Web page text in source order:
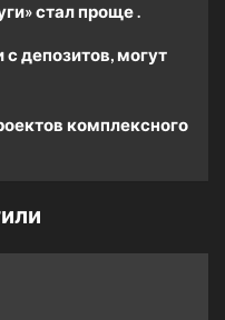
стал проще .
депозитов, могут
комплексного